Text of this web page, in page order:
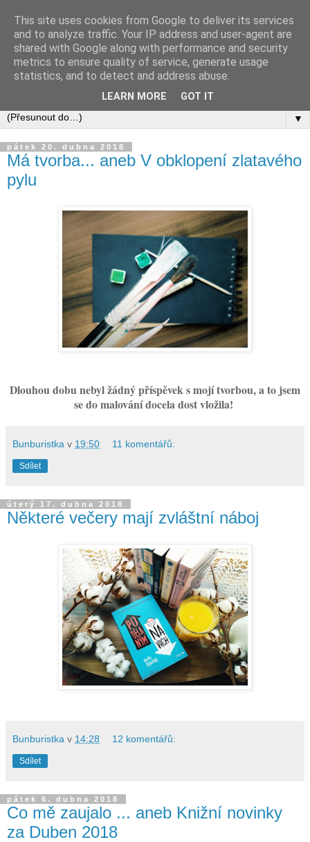
▼
pátek 20. dubna 2018
Má tvorba... aneb V obklopení zlatavého
pylu
Dlouhou dobu nebyl žádný příspěvek s mojí tvorbou, a to jsem
se do malování docela dost vložila!
Bunburistka v 19:50 11 komentářů:
Sdílet
úterý 17. dubna 2018
Některé večery mají zvláštní náboj
Bunburistka v 14:28 12 komentářů:
Sdílet
pátek 6. dubna 2018
Co mě zaujalo ... aneb Knižní novinky
za Duben 2018
This site uses cookies from Google to deliver its services
and to analyze traffic. Your IP address and user-agent are
shared with Google along with performance and security
metrics to ensure quality of service, generate usage
statistics, and to detect and address abuse.
LEARN MORE GOT IT